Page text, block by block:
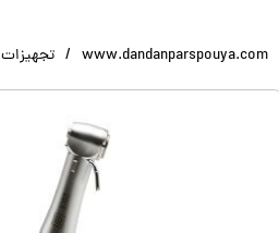
www.dandanparspouya.com تجهیزات